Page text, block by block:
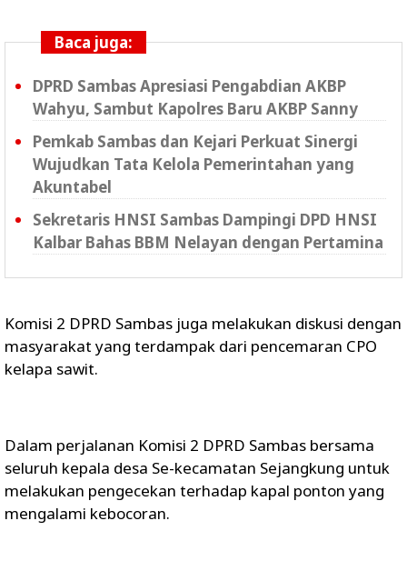
Baca juga:
DPRD Sambas Apresiasi Pengabdian AKBP
Wahyu, Sambut Kapolres Baru AKBP Sanny
Pemkab Sambas dan Kejari Perkuat Sinergi
Wujudkan Tata Kelola Pemerintahan yang
Akuntabel
Sekretaris HNSI Sambas Dampingi DPD HNSI
Kalbar Bahas BBM Nelayan dengan Pertamina
Komisi 2 DPRD Sambas juga melakukan diskusi dengan
masyarakat yang terdampak dari pencemaran CPO
kelapa sawit.
Dalam perjalanan Komisi 2 DPRD Sambas bersama
seluruh kepala desa Se-kecamatan Sejangkung untuk
melakukan pengecekan terhadap kapal ponton yang
mengalami kebocoran.